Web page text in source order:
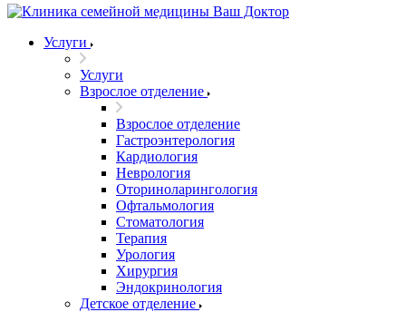
Услуги
Услуги
Взрослое отделение
Взрослое отделение
Гастроэнтерология
Кардиология
Неврология
Оториноларингология
Офтальмология
Стоматология
Терапия
Урология
Хирургия
Эндокринология
Детское отделение